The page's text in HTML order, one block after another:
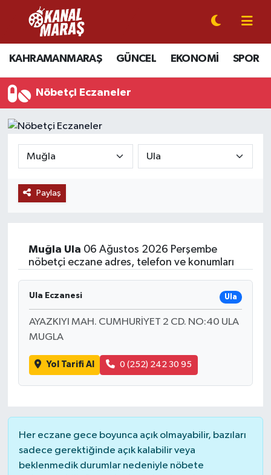
KAHRAMANMARAŞ GÜNCEL EKONOMİ SPOR
Nöbetçi Eczaneler
Paylaş
Muğla Ula 06 Ağustos 2026 Perşembe
nöbetçi eczane adres, telefon ve konumları
Ula Eczanesi Ula
AYAZKIYI MAH. CUMHURİYET 2 CD. NO:40 ULA
MUGLA
Yol Tarifi Al 0 (252) 242 30 95
Her eczane gece boyunca açık olmayabilir, bazıları
sadece gerektiğinde açık kalabilir veya
beklenmedik durumlar nedeniyle nöbete
CANLI YAYIN
KAHRAMANMARAŞ
GÜNCEL
SİYASET
EKONOMİ
MAGAZİN
SAĞLIK
EĞİTİM
BÖLGE
KEŞFET
POPÜLER
DÜNYA
Kahramanmaraş Nöbetçi Eczaneler
Kahramanmaraş Hava Durumu
Kahramanmaraş Namaz Vakitleri
Süper Lig Puan Durumu ve Fikstür
Tüm Manşetler
Haber Arşivi